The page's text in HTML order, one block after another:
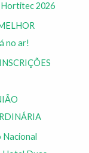
2026
no ar!
Nacional